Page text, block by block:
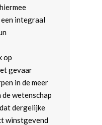
integraal
op
gevaar
in de meer
wetenschap
dergelijke
winstgevend